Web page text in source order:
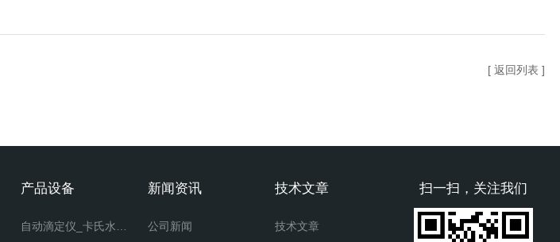
[ 返回列表 ]
扫一扫，关注我们
产品设备 新闻资讯
公司新闻
技术文章
技术文章